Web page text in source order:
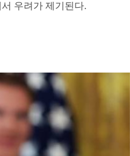
우려가 제기된다.